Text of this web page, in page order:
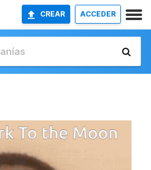
CREAR ACCEDER